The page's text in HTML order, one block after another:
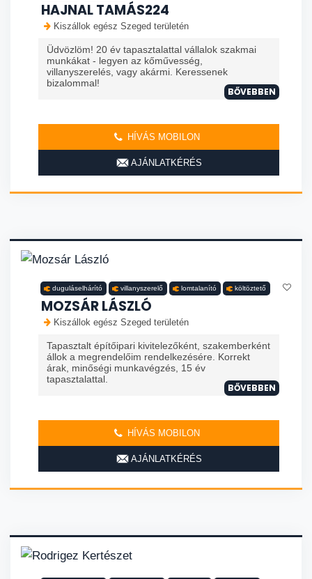
HAJNAL TAMÁS224
Kiszállok egész Szeged területén
Üdvözlöm! 20 év tapasztalattal vállalok szakmai
munkákat - legyen az kőművesség,
villanyszerelés, vagy akármi. Keressenek
bizalommal!
BŐVEBBEN
HÍVÁS MOBILON
AJÁNLATKÉRÉS
duguláselhárító villanyszerelő lomtalanító költöztető
MOZSÁR LÁSZLÓ
Kiszállok egész Szeged területén
Tapasztalt építőipari kivitelezőként, szakemberként
állok a megrendelőim rendelkezésére. Korrekt
árak, minőségi munkavégzés, 15 év
tapasztalattal.
BŐVEBBEN
HÍVÁS MOBILON
AJÁNLATKÉRÉS